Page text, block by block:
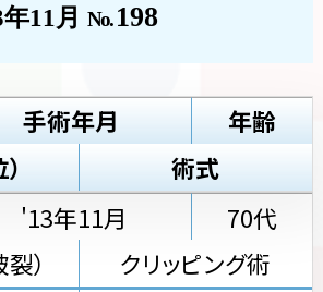
11月 No.198
手術年月
年齢
術式
'13年11月
70代
）
クリッピング術